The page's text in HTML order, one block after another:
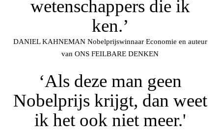
wetenschappers die ik
ken.’
DANIEL KAHNEMAN Nobelprijswinnaar Economie en auteur
van ONS FEILBARE DENKEN
‘Als deze man geen
Nobelprijs krijgt, dan weet
ik het ook niet meer.'